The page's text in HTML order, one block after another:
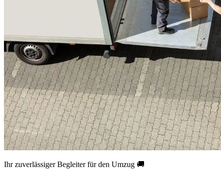
Ihr zuverlässiger Begleiter für den Umzug 🚚